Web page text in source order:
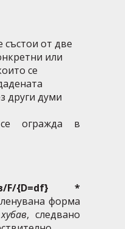
състои от две
или
се
други думи
огражда в
F/{D=df} *
форма
хубав, следвано